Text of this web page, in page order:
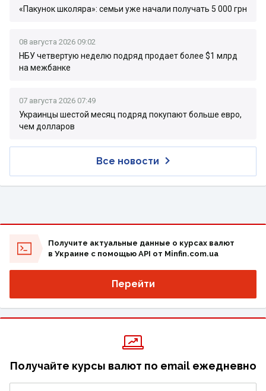
«Пакунок школяра»: семьи уже начали получать 5 000 грн
08 августа 2026 09:02
НБУ четвертую неделю подряд продает более $1 млрд
на межбанке
07 августа 2026 07:49
Украинцы шестой месяц подряд покупают больше евро,
чем долларов
Все новости
Получите актуальные данные о курсах валют
в Украине с помощью API от Minfin.com.ua
Перейти
Получайте курсы валют по email ежедневно